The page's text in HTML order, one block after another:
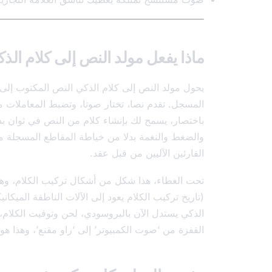
ماذا يفعل مولد النص إلى كلام
يحول مولد النص إلى كلام الذكي النص
المسجل. تقدم نصا، تختار صوتا، وتضبط
باختصار، يسمح لك بإنشاء كلام من النص في ثوان
والضغط والنغمة بدلا من خياطة المقاطع
القارئين الآليين من قبل عقد.
تحت الغطاء، هذا شكل من أشكال تركيب الكلام،
(تاريخ تركيب الكلام يعود إلى الآلات الناطقة
الذكي يستدل الآن بالبروسودي، لحن وتوقيت
القفزة من ‘صوت الكمبيوتر’ إلى ‘راو مقنع’،